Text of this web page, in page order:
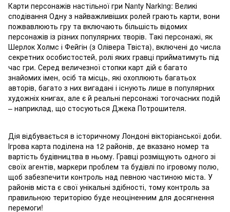
Карти персонажів настільної гри Nanty Narking: Великі
сподівання Одну з найважливіших ролей грають карти, вони
пожвавлюють гру та включають більшість відомих
персонажів із різних популярних творів. Такі персонажі, як
Шерлок Холмс і Фейгін (з Олівера Твіста), включені до числа
секретних особистостей, ролі яких гравці прийматимуть під
час гри. Серед величезної стопки карт дій є багато
знайомих імен, осіб та місць, які охоплюють багатьох
авторів, багато з них вигадані і існують лише в популярних
художніх книгах, але є й реальні персонажі тогочасних подій
– наприклад, що стосуються Джека Потрошителя.
Дія відбувається в історичному Лондоні вікторіанської доби.
Ігрова карта поділена на 12 районів, де вказано номер та
вартість будівництва в ньому. Гравці розміщують одного зі
своїх агентів, маркери проблем та будівлі по ігровому полю,
щоб забезпечити контроль над певною частиною міста. У
районів міста є свої унікальні здібності, тому контроль за
правильною територією буде неоціненним для досягнення
перемоги!